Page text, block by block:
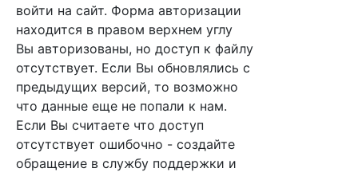
войти на сайт. Форма авторизации
находится в правом верхнем углу
Вы авторизованы, но доступ к файлу
отсутствует. Если Вы обновлялись с
предыдущих версий, то возможно
что данные еще не попали к нам.
Если Вы считаете что доступ
отсутствует ошибочно - создайте
обращение в службу поддержки и